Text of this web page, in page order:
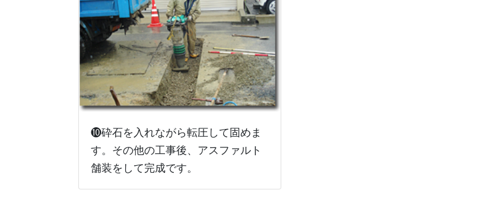
❿砕石を入れながら転圧して固めま
す。その他の工事後、アスファルト
舗装をして完成です。